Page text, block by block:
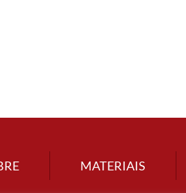
MATERIAIS